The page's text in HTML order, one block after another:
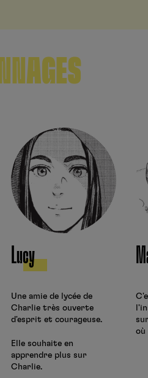
Lucy
Une amie de lycée de
Charlie très ouverte
d'esprit et courageuse.
Elle souhaite en
apprendre plus sur
Charlie.
où